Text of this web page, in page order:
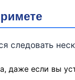
следовать
даже если вы